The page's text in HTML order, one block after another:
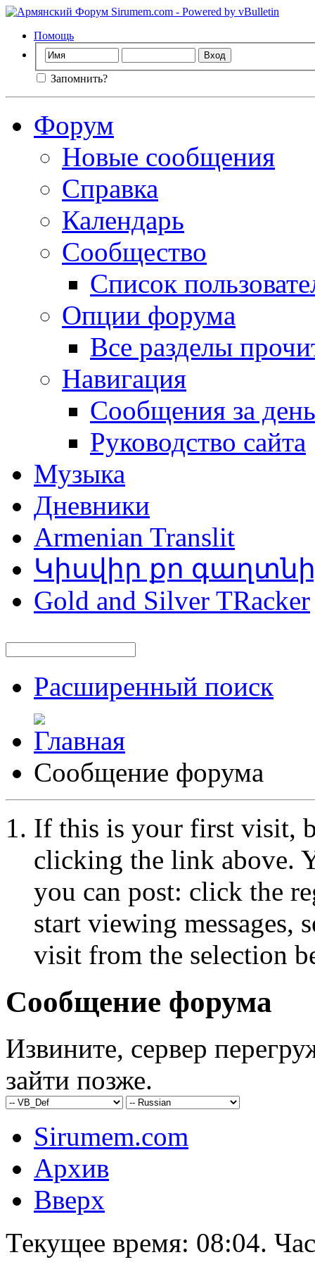
Помощь
Запомнить?
Форум
Новые сообщения
Справка
Календарь
Сообщество
Список
Опции форума
Все разделы
Навигация
Сообщения за день
Руководство сайта
Музыка
Дневники
Armenian Translit
Կիսվիր քո
Gold and Silver TRacker
Расширенный поиск
Сообщение форума
If this is your first visit,
clicking the link above.
you can post: click the
start viewing messages,
visit from the selection
Сообщение форума
Извините, сервер
зайти позже.
Sirumem.com
Архив
Вверх
Текущее время: 08:04.